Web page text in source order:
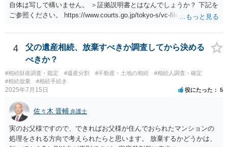
自体は写しで構いません。 ＞証拠説明書とはなんでしょうか？ 下記を
ご参照ください。 https://www.courts.go.jp/tokyo-s/vc-files/tokyo-s/file/
4
父の遺産相続、放棄すべきか調査してから決める
べきか？
#相続財産調査・鑑定 #遺産分割 #不動産・土地の相続
#相続人調査・確定
#相続放棄
#相続手続き
2025年7月15日 役にたった 5
佐々木 晋輔 弁護士
実のお父様ですので、できればお父様が住んでおられたマンションの
処理をされる方向で考えられたらと思います。 放棄するかどうかは、